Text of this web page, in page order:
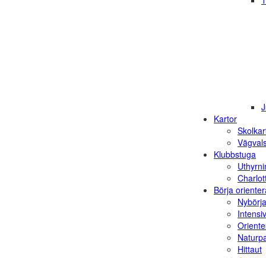
Kartor
Klubbstuga
Börja
Hittaut